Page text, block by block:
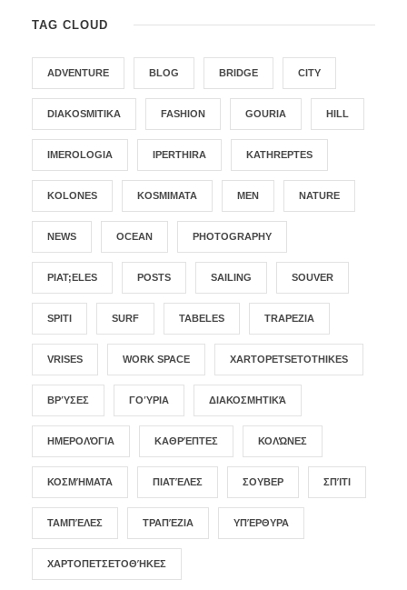
TAG CLOUD
ADVENTURE BLOG BRIDGE CITY
DIAKOSMITIKA FASHION GOURIA HILL
IMEROLOGIA IPERTHIRA KATHREPTES
KOLONES KOSMIMATA MEN NATURE
NEWS OCEAN PHOTOGRAPHY
PIAT;ELES POSTS SAILING SOUVER
SPITI SURF TABELES TRAPEZIA
VRISES WORK SPACE XARTOPETSETOTHIKES
ΒΡΎΣΕΣ ΓΟΎΡΙΑ ΔΙΑΚΟΣΜΗΤΙΚΆ
ΗΜΕΡΟΛΌΓΙΑ ΚΑΘΡΈΠΤΕΣ ΚΟΛΏΝΕΣ
ΚΟΣΜΉΜΑΤΑ ΠΙΑΤΈΛΕΣ ΣΟΥΒΕΡ ΣΠΊΤΙ
ΤΑΜΠΈΛΕΣ ΤΡΑΠΈΖΙΑ ΥΠΈΡΘΥΡΑ
ΧΑΡΤΟΠΕΤΣΕΤΟΘΉΚΕΣ